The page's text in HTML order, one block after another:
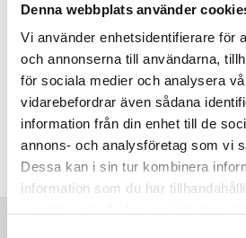
Denna webbplats använder
Vi använder enhetsidentifierare för
och annonserna till användarna,
för sociala medier och analysera
vidarebefordrar även sådana
information från din enhet till de
annons- och analysföretag som vi
Dessa kan i sin tur kombinera
information som du har
Torsdag
Fredag
Lördag
Söndag